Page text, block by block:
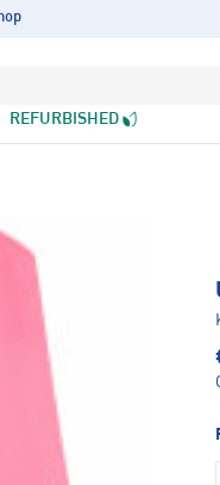
REFURBISHED